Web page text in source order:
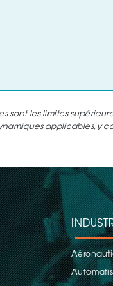
sont les limites
applicables, y